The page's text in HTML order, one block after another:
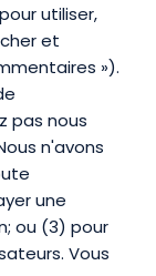
utiliser,
et
»).
pas nous
n'avons
une
ou (3) pour
Vous